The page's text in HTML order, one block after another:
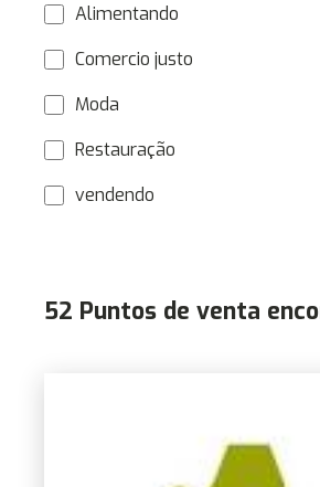
Alimentando
Comercio justo
Moda
Restauração
vendendo
52 Puntos de venta